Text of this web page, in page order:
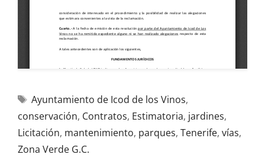
Ayuntamiento de Icod de los Vinos,
conservación, Contratos, Estimatoria, jardines,
Licitación, mantenimiento, parques, Tenerife, vías,
Zona Verde G.C.